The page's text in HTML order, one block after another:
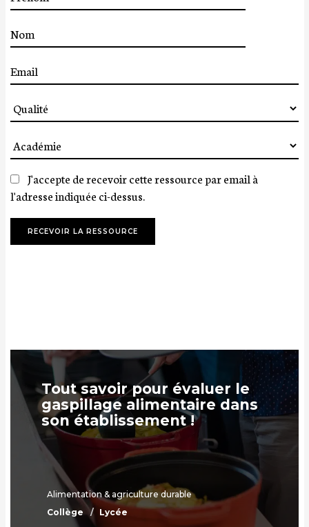
Nom
Email
Qualité
Académie
J'accepte de recevoir cette ressource par email à
l'adresse indiquée ci-dessus.
Tout savoir pour évaluer le
gaspillage alimentaire dans
son établissement !
Alimentation & agriculture durable
Collège
Lycée